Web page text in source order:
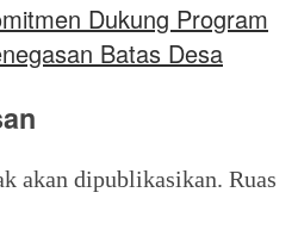
Dukung Program
Batas Desa
akan dipublikasikan. Ruas